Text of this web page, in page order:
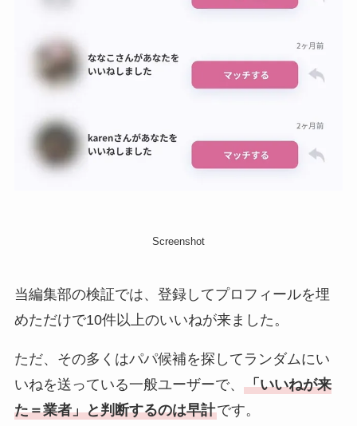
Screenshot
当編集部の検証では、登録してプロフィールを埋
めただけで10件以上のいいねが来ました。
ただ、その多くはパパ候補を探してランダムにい
いねを送っている一般ユーザーで、 「いいねが来
た＝業者」と判断するのは早計です。